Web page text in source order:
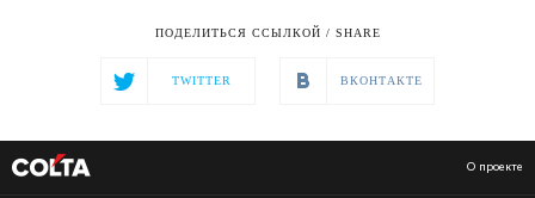
ПОДЕЛИТЬСЯ ССЫЛКОЙ / SHARE
TWITTER ВКОНТАКТЕ
О проекте